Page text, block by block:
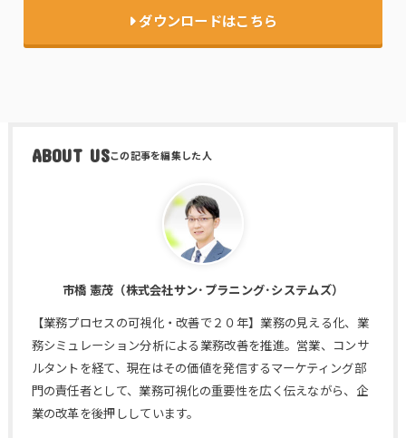
ダウンロードはこちら
ABOUT US
市橋 憲茂（株式会社サン･プラニング･システムズ）
【業務プロセスの可視化・改善で２０年】業務の見える化、業
務シミュレーション分析による業務改善を推進。営業、コンサ
ルタントを経て、現在はその価値を発信するマーケティング部
門の責任者として、業務可視化の重要性を広く伝えながら、企
業の改革を後押ししています。